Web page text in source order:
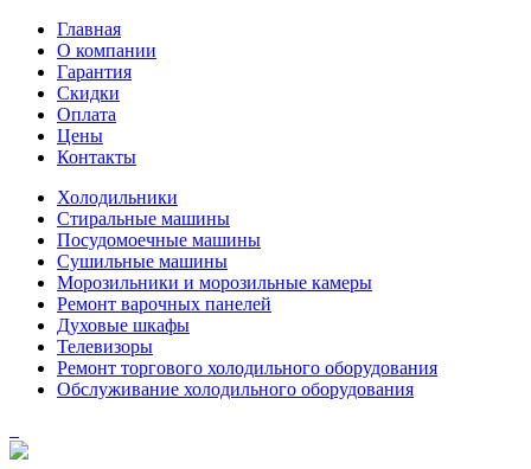
Главная
О компании
Гарантия
Скидки
Оплата
Цены
Контакты
Холодильники
Стиральные машины
Посудомоечные машины
Сушильные машины
Морозильники и морозильные камеры
Ремонт варочных панелей
Духовые шкафы
Телевизоры
Ремонт торгового холодильного оборудования
Обслуживание холодильного оборудования